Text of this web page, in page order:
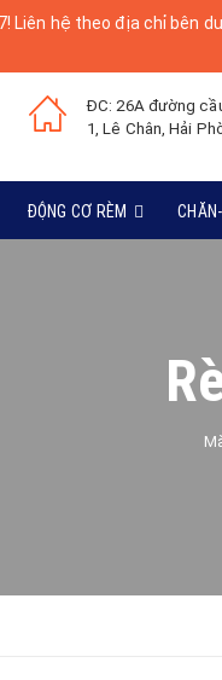
Liên hệ theo địa chỉ bên
ĐC: 26A đường
1, Lê Chân, Hải
ĐỘNG CƠ RÈM